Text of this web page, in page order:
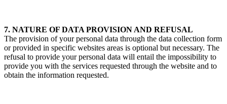
7. NATURE OF DATA PROVISION AND REFUSAL
The provision of your personal data through the data collection form
or provided in specific websites areas is optional but necessary. The
refusal to provide your personal data will entail the impossibility to
provide you with the services requested through the website and to
obtain the information requested.